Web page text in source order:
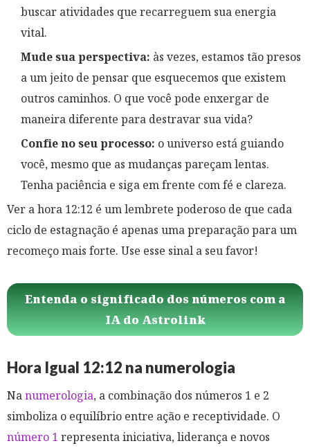
buscar atividades que recarreguem sua energia
vital.
Mude sua perspectiva: às vezes, estamos tão presos
a um jeito de pensar que esquecemos que existem
outros caminhos. O que você pode enxergar de
maneira diferente para destravar sua vida?
Confie no seu processo: o universo está guiando
você, mesmo que as mudanças pareçam lentas.
Tenha paciência e siga em frente com fé e clareza.
Ver a hora 12:12 é um lembrete poderoso de que cada
ciclo de estagnação é apenas uma preparação para um
recomeço mais forte. Use esse sinal a seu favor!
Entenda o significado dos números com a
IA do Astrolink
Hora Igual 12:12 na numerologia
Nanumerologia, a combinação dos números 1 e 2
simboliza o equilíbrio entre ação e receptividade. O
número 1 representa iniciativa, liderança e novos